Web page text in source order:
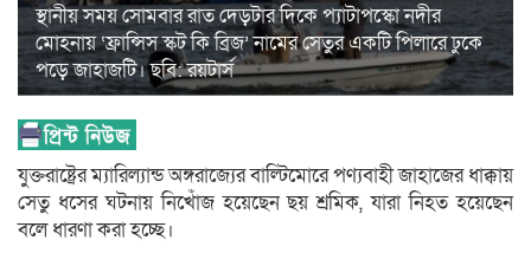
স্থানীয় সময় সোমবার রাত দেড়টার দিকে প্যাটাপস্কো নদীর
মোহনায় ‘ফ্রান্সিস স্কট কি ব্রিজ’ নামের সেতুর একটি পিলারে ঢুকে
পড়ে জাহাজটি। ছবি: রয়টার্স
যুক্তরাষ্ট্রের ম্যারিল্যান্ড অঙ্গরাজ্যের বাল্টিমোরে পণ্যবাহী জাহাজের ধাক্কায়
সেতু ধসের ঘটনায় নিখোঁজ হয়েছেন ছয় শ্রমিক, যারা নিহত হয়েছেন
বলে ধারণা করা হচ্ছে।